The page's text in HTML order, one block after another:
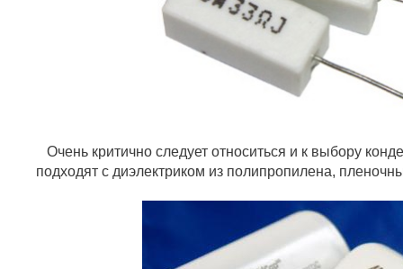
Очень критично следует относиться и к выбору
подходят с диэлектриком из полипропилена,